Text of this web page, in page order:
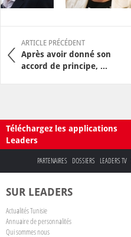
ARTICLE PRÉCÉDENT
Après avoir donné son
accord de principe, ...
Téléchargez les applications
Leaders
PARTENAIRES DOSSIERS LEADERS TV
SUR LEADERS
Actualités Tunisie
Annuaire de personnalités
Qui sommes nous